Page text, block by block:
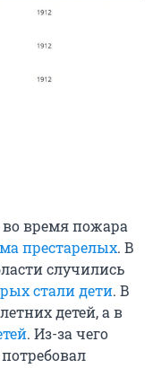
время пожара
престарелых. В
случились
стали дети. В
детей, а в
. Из-за чего